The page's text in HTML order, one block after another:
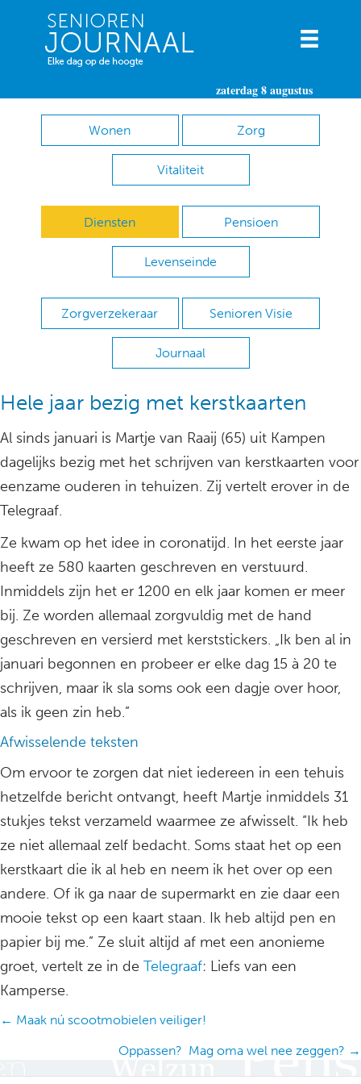
zaterdag 8 augustus
Wonen Zorg
Vitaliteit
Diensten Pensioen
Levenseinde
Zorgverzekeraar Senioren Visie
Journaal
Hele jaar bezig met kerstkaarten
Al sinds januari is Martje van Raaij (65) uit Kampen
dagelijks bezig met het schrijven van kerstkaarten voor
eenzame ouderen in tehuizen. Zij vertelt erover in de
Telegraaf.
Ze kwam op het idee in coronatijd. In het eerste jaar
heeft ze 580 kaarten geschreven en verstuurd.
Inmiddels zijn het er 1200 en elk jaar komen er meer
bij. Ze worden allemaal zorgvuldig met de hand
geschreven en versierd met kerststickers. „Ik ben al in
januari begonnen en probeer er elke dag 15 à 20 te
schrijven, maar ik sla soms ook een dagje over hoor,
als ik geen zin heb.”
Afwisselende teksten
Om ervoor te zorgen dat niet iedereen in een tehuis
hetzelfde bericht ontvangt, heeft Martje inmiddels 31
stukjes tekst verzameld waarmee ze afwisselt. “Ik heb
ze niet allemaal zelf bedacht. Soms staat het op een
kerstkaart die ik al heb en neem ik het over op een
andere. Of ik ga naar de supermarkt en zie daar een
mooie tekst op een kaart staan. Ik heb altijd pen en
papier bij me.” Ze sluit altijd af met een anonieme
groet, vertelt ze in de Telegraaf: Liefs van een
Kamperse.
Posts
← Maak nú scootmobielen veiliger!
Oppassen? Mag oma wel nee zeggen? →